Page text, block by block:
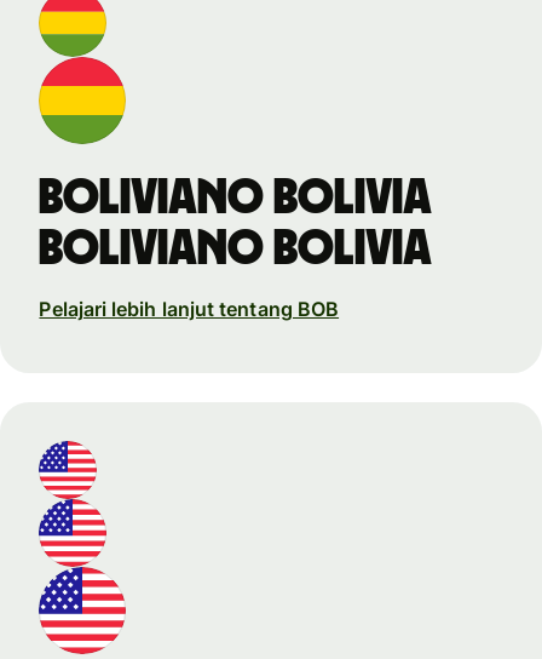
boliviano Bolivia
boliviano Bolivia
Pelajari lebih lanjut tentang BOB